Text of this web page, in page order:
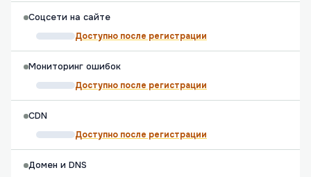
Соцсети на сайте
Доступно после регистрации
Мониторинг ошибок
Доступно после регистрации
CDN
Доступно после регистрации
Домен и DNS